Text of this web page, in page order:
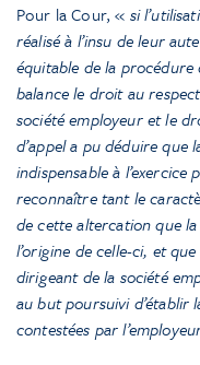
Pour la Cour, « si
réalisé à l’insu de leur
équitable de la
balance le droit au
société employeur et le
d’appel a pu déduire
indispensable à
reconnaître tant le
de cette altercation que
l’origine de celle-ci, et
dirigeant de la société
au but poursuivi d’établir
contestées par